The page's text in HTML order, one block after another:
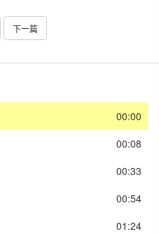
下一篇
00:00
00:08
00:33
00:54
01:24